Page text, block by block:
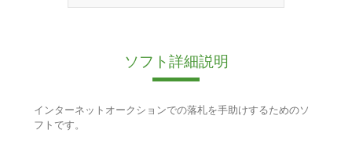
ソフト詳細説明
インターネットオークションでの落札を手助けするためのソ
フトです。